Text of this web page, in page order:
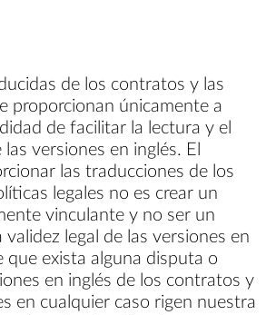
de los contratos y las
proporcionan únicamente a
de facilitar la lectura y el
versiones en inglés. El
las traducciones de los
legales no es crear un
vinculante y no ser un
legal de las versiones en
que exista alguna disputa o
en inglés de los contratos y
en cualquier caso rigen nuestra